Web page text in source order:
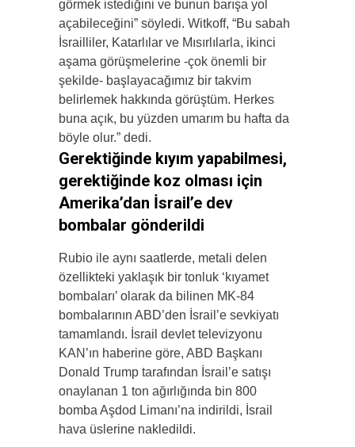
görmek istediğini ve bunun barışa yol
açabileceğini” söyledi. Witkoff, “Bu sabah
İsrailliler, Katarlılar ve Mısırlılarla, ikinci
aşama görüşmelerine -çok önemli bir
şekilde- başlayacağımız bir takvim
belirlemek hakkında görüştüm. Herkes
buna açık, bu yüzden umarım bu hafta da
böyle olur.” dedi.
Gerektiğinde kıyım yapabilmesi,
gerektiğinde koz olması için
Amerika’dan İsrail’e dev
bombalar gönderildi
Rubio ile aynı saatlerde, metali delen
özellikteki yaklaşık bir tonluk ‘kıyamet
bombaları’ olarak da bilinen MK-84
bombalarının ABD’den İsrail’e sevkiyatı
tamamlandı. İsrail devlet televizyonu
KAN’ın haberine göre, ABD Başkanı
Donald Trump tarafından İsrail’e satışı
onaylanan 1 ton ağırlığında bin 800
bomba Aşdod Limanı’na indirildi, İsrail
hava üslerine nakledildi.